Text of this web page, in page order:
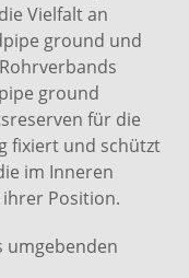
Vielfalt an
ground und
ground
für die
fixiert und schützt
im Inneren
Position.
umgebenden